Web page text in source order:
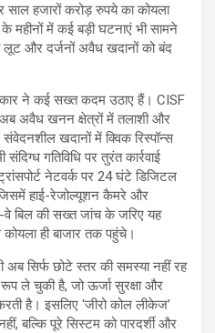
साल हजारों करोड़ रुपये का कोयला
महीनों में कई बड़ी घटनाएं भी सामने
और दर्जनों अवैध खदानों को बंद
ने कई सख्त कदम उठाए हैं। CISF
अवैध खनन क्षेत्रों में तलाशी और
खदानों में क्विक रिस्पॉन्स
गतिविधि पर तुरंत कार्रवाई
नेटवर्क पर 24 घंटे डिजिटल
जिसमें हाई-रेजोल्यूशन कैमरे और
बिल की सख्त जांच के जरिए यह
ही बाजार तक पहुंचे।
अब सिर्फ छोटे स्तर की समस्या नहीं रह
ले चुकी है, जो ऊर्जा सुरक्षा और
है। इसलिए ‘जीरो कोल लीकेज’
बल्कि पूरे सिस्टम को पारदर्शी और